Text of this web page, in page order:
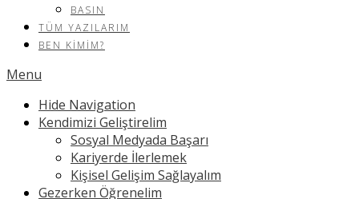
BASIN
TÜM YAZILARIM
BEN KIMIM?
Menu
Hide Navigation
Kendimizi Geliştirelim
Sosyal Medyada Başarı
Kariyerde İlerlemek
Kişisel Gelişim Sağlayalım
Gezerken Öğrenelim